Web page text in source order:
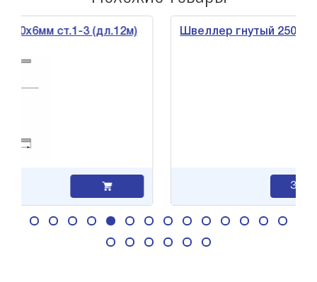
ст.1-3 (дл.12м) Швеллер гнутый 250х60х4мм